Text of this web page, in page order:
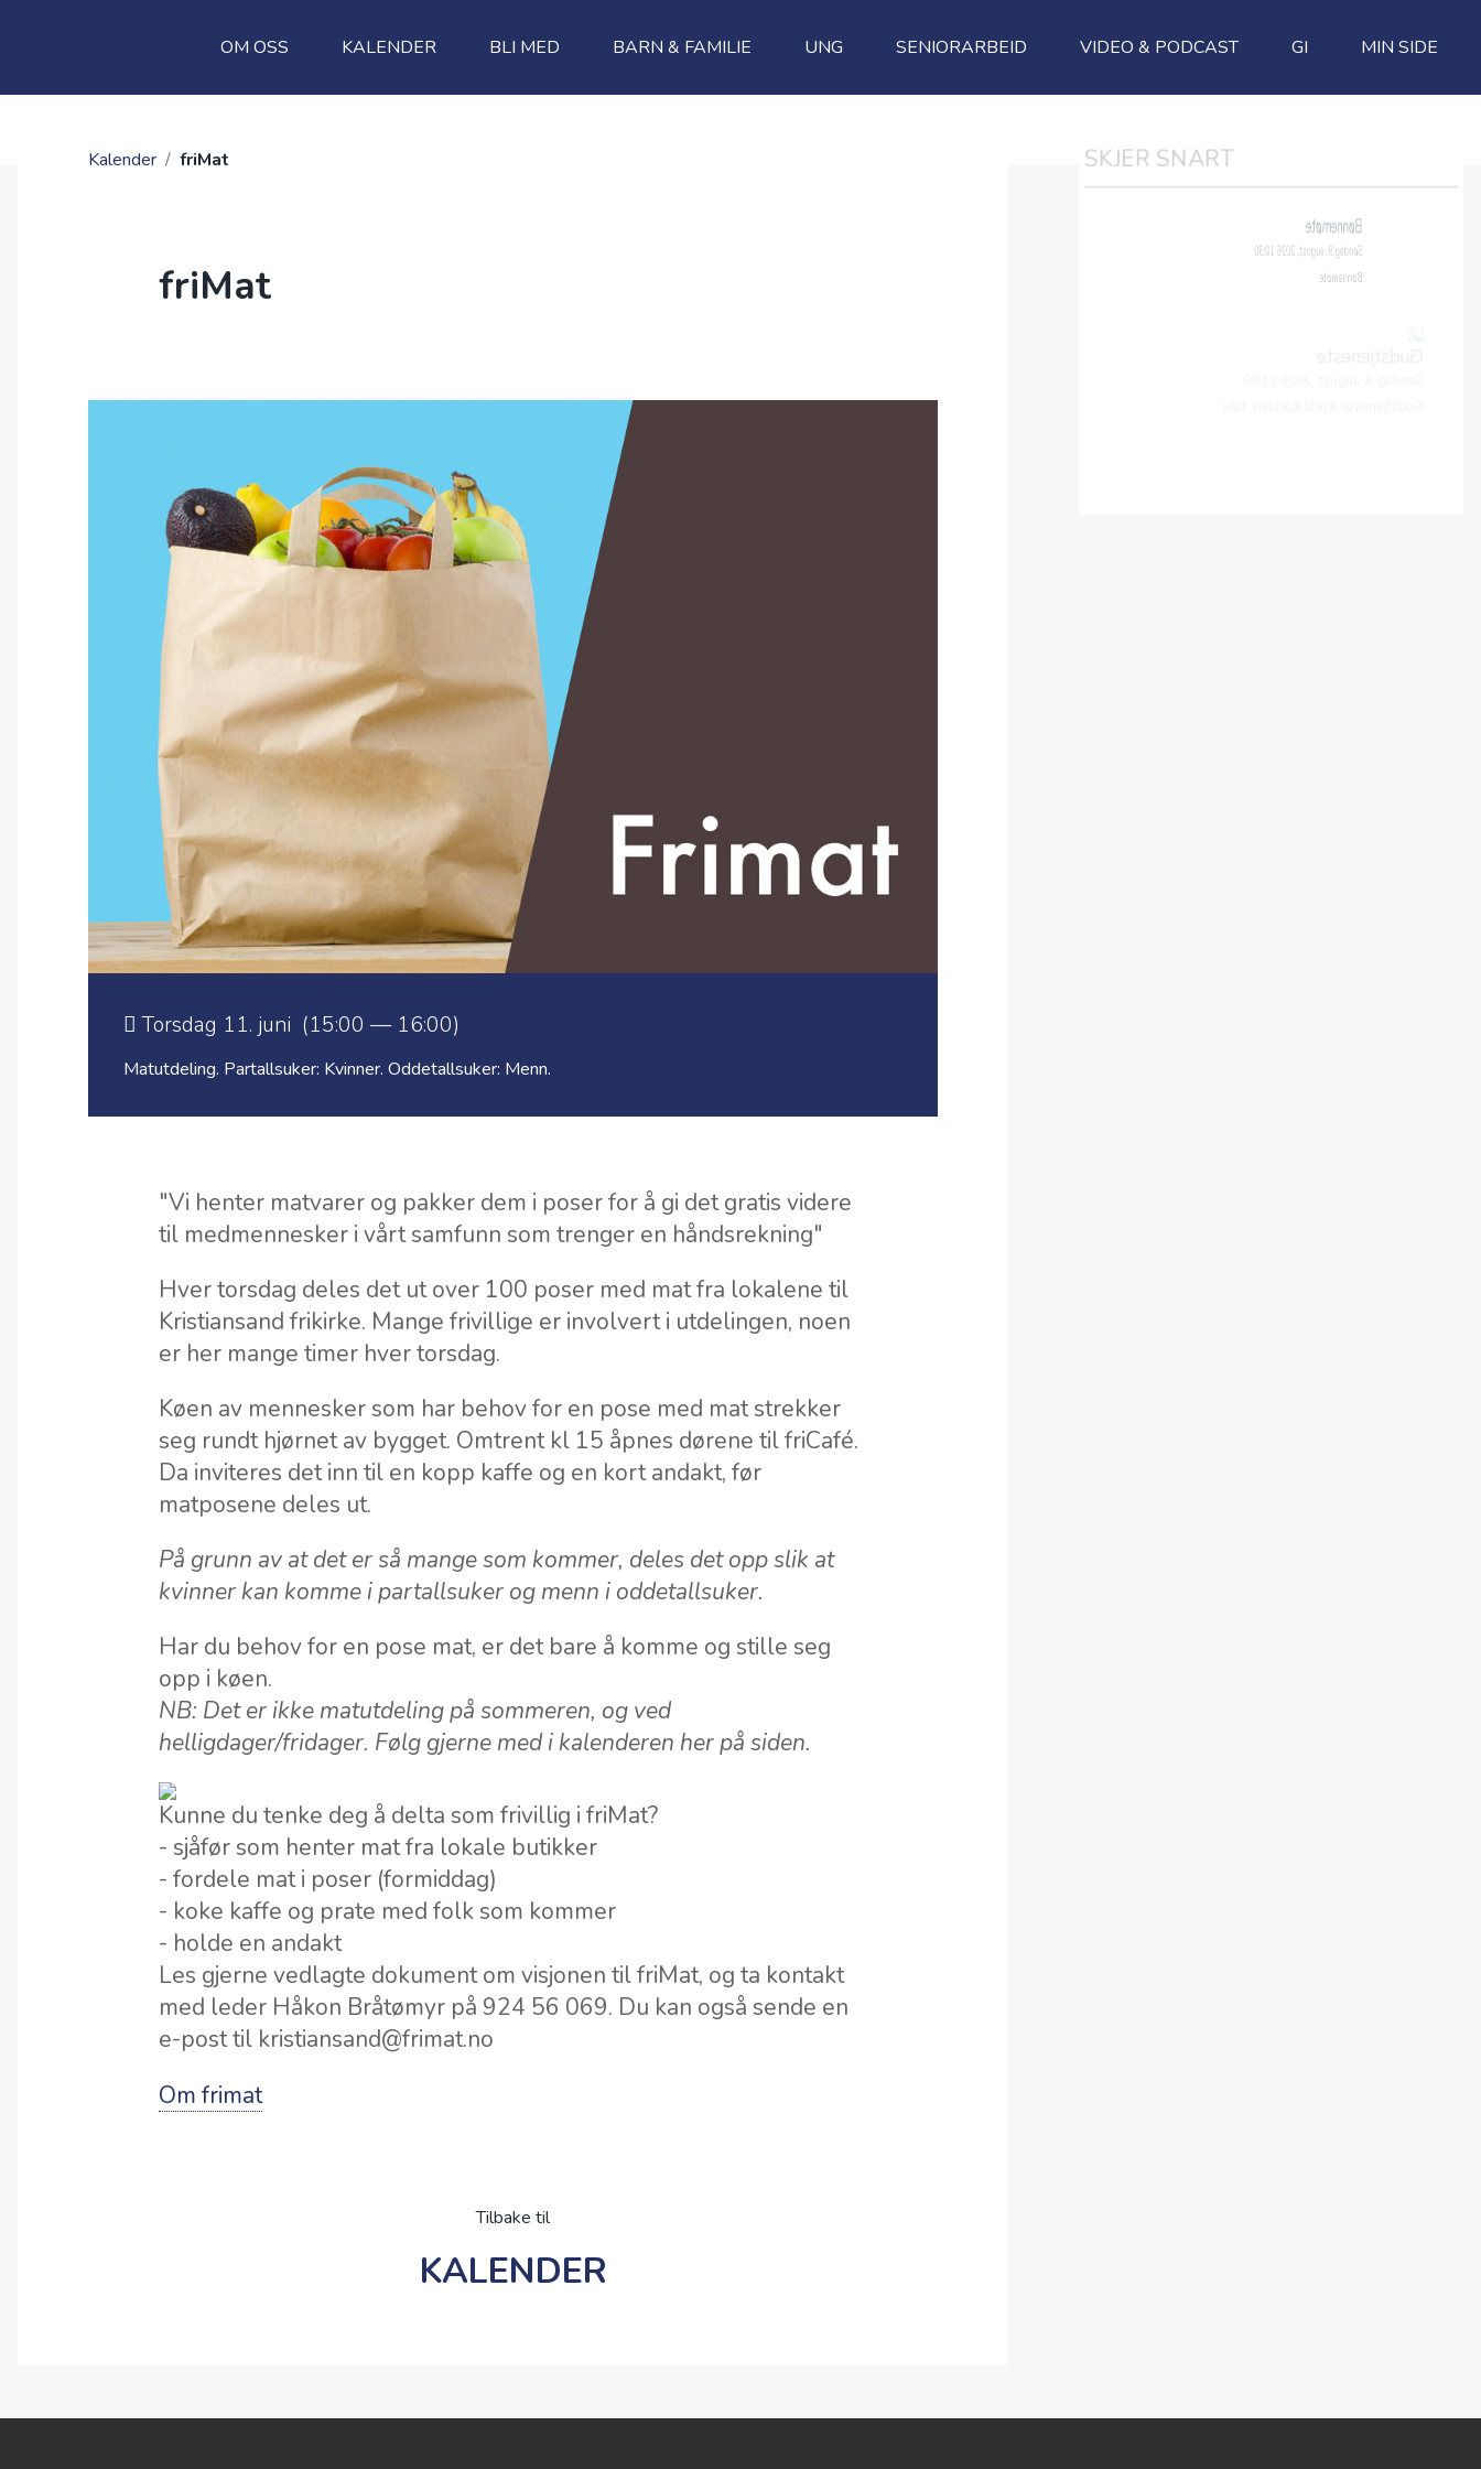
OM OSS KALENDER BLI MED BARN & FAMILIE UNG SENIORARBEID VIDEO & PODCAST GI MIN SIDE
Kalender / friMat
friMat
Torsdag 11. juni (15:00 — 16:00)
Matutdeling. Partallsuker: Kvinner. Oddetallsuker: Menn.
"Vi henter matvarer og pakker dem i poser for å gi det gratis videre
til medmennesker i vårt samfunn som trenger en håndsrekning"
Hver torsdag deles det ut over 100 poser med mat fra lokalene til
Kristiansand frikirke. Mange frivillige er involvert i utdelingen, noen
er her mange timer hver torsdag.
Køen av mennesker som har behov for en pose med mat strekker
seg rundt hjørnet av bygget. Omtrent kl 15 åpnes dørene til friCafé.
Da inviteres det inn til en kopp kaffe og en kort andakt, før
matposene deles ut.
På grunn av at det er så mange som kommer, deles det opp slik at
kvinner kan komme i partallsuker og menn i oddetallsuker.
Har du behov for en pose mat, er det bare å komme og stille seg
opp i køen.
NB: Det er ikke matutdeling på sommeren, og ved
helligdager/fridager. Følg gjerne med i kalenderen her på siden.
Kunne du tenke deg å delta som frivillig i friMat?
- sjåfør som henter mat fra lokale butikker
- fordele mat i poser (formiddag)
- koke kaffe og prate med folk som kommer
- holde en andakt
Les gjerne vedlagte dokument om visjonen til friMat, og ta kontakt
med leder Håkon Bråtømyr på 924 56 069. Du kan også sende en
e-post til kristiansand@frimat.no
Om frimat
Tilbake til
KALENDER
SKJER SNART